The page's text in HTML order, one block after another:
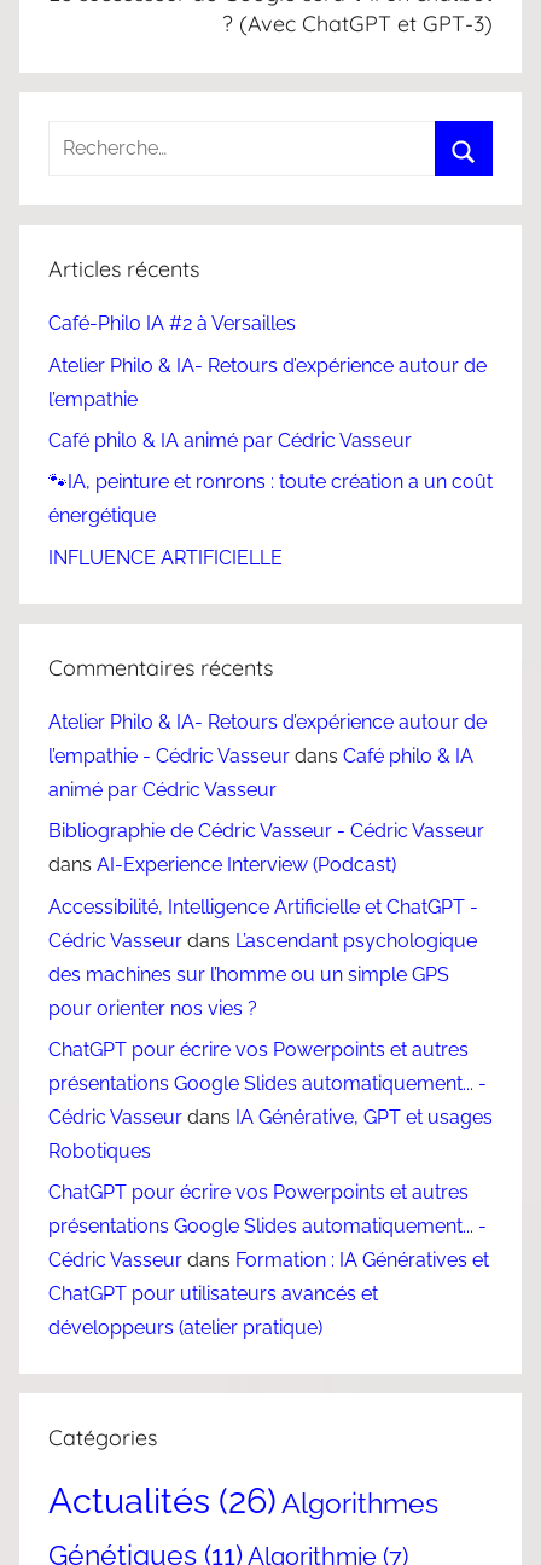
? (Avec ChatGPT et GPT-3)
Articles récents
Café-Philo IA #2 à Versailles
Atelier Philo & IA- Retours d’expérience autour de
l’empathie
Café philo & IA animé par Cédric Vasseur
🐾IA, peinture et ronrons : toute création a un coût
énergétique
INFLUENCE ARTIFICIELLE
Commentaires récents
Atelier Philo & IA- Retours d’expérience autour de
l’empathie - Cédric Vasseur dans Café philo & IA
animé par Cédric Vasseur
Bibliographie de Cédric Vasseur - Cédric Vasseur
dans AI-Experience Interview (Podcast)
Accessibilité, Intelligence Artificielle et ChatGPT -
Cédric Vasseur dans L’ascendant psychologique
des machines sur l’homme ou un simple GPS
pour orienter nos vies ?
ChatGPT pour écrire vos Powerpoints et autres
présentations Google Slides automatiquement... -
Cédric Vasseur dans IA Générative, GPT et usages
Robotiques
ChatGPT pour écrire vos Powerpoints et autres
présentations Google Slides automatiquement... -
Cédric Vasseur dans Formation : IA Génératives et
ChatGPT pour utilisateurs avancés et
développeurs (atelier pratique)
Catégories
Actualités (26) Algorithmes
Génétiques (11)Algorithmie (7)